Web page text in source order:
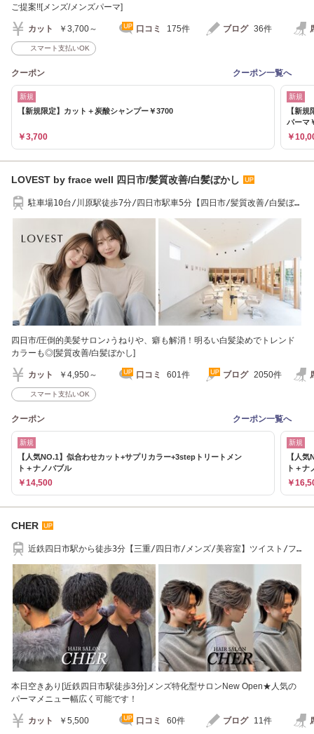
ご提案!![メンズ/メンズパーマ]
カット ￥3,700～ 口コミ 175件 ブログ 36件
スマート支払いOK
クーポン クーポン一覧へ
新規
【新規限定】カット＋炭酸シャンプー￥3700
￥3,700
新規
【新
パーマ
￥
LOVEST by frace well 四日市/髪質改善/白髪ぼかし
駐車場10台/川原駅徒歩7分/四日市駅車5分【四日市/髪質改善/白髪ぼか
四日市/圧倒的美髪サロン♪うねりや、癖も解消！明るい白髪染めでトレンド
カラーも◎[髪質改善/白髪ぼかし]
カット ￥4,950～ 口コミ 601件 ブログ 2050件
スマート支払いOK
クーポン クーポン一覧へ
新規
【人気NO.1】似合わせカット+サプリカラー+3stepトリートメン
ト＋ナノバブル
￥14,500
新規
【人
ト＋ナ
￥
CHER
近鉄四日市駅から徒歩3分【三重/四日市/メンズ/美容室】ツイスト/フ
本日空きあり[近鉄四日市駅徒歩3分]メンズ特化型サロンNew Open★人気の
パーマメニュー幅広く可能です！
カット ￥5,500 口コミ 60件 ブログ 11件